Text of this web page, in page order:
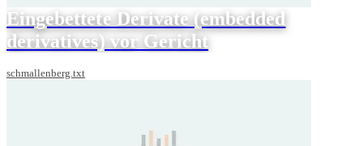
Eingebettete Derivate (embedded
derivatives) vor Gericht
schmallenberg.txt